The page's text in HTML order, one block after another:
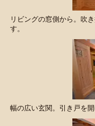
リビングの窓側から。吹
す。
幅の広い玄関。引き戸を